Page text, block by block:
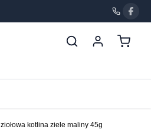
ziołowa kotlina ziele maliny 45g